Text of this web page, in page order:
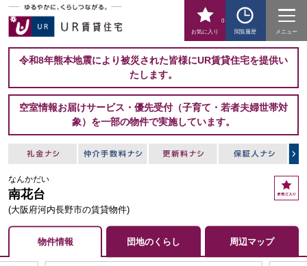
お気に入り
0
閲覧履歴
メニュー
令和8年熊本地震により被災された皆様にUR賃貸住宅を提供い
たします。
空室情報お届けサービス・優先受付（子育て・若者夫婦世帯対
象）を一部の物件で実施しています。
なんかだい
南花台
(大阪府河内長野市の賃貸物件)
お
気
物件情報 団地のくらし 周辺マップ